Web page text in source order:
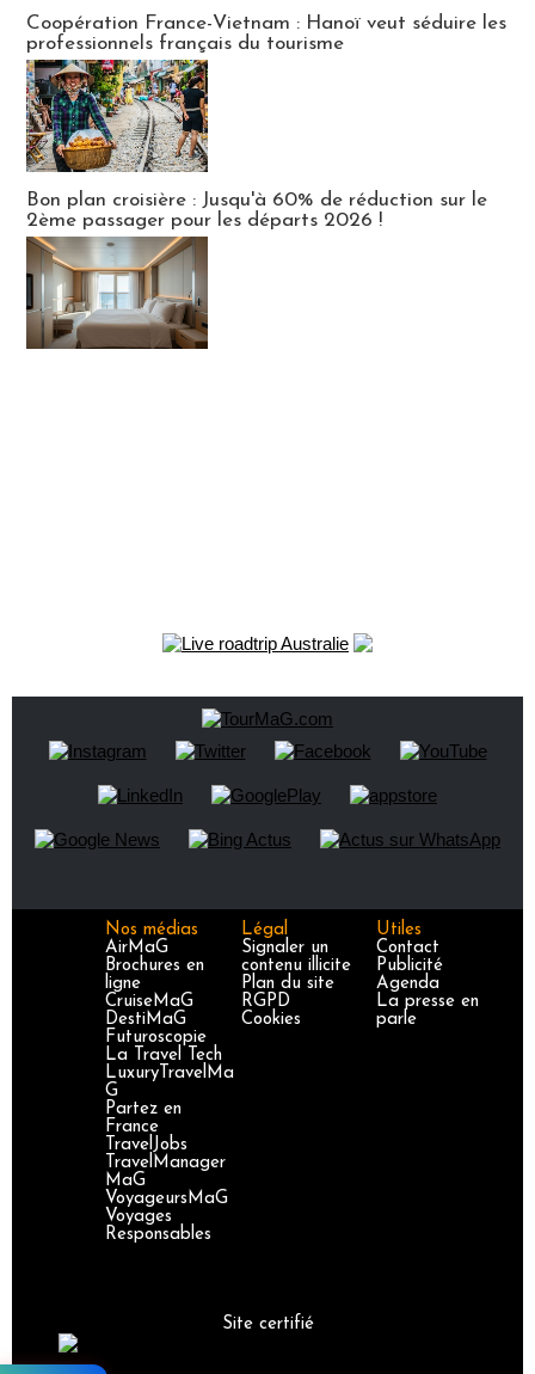
Coopération France-Vietnam : Hanoï veut séduire les
professionnels français du tourisme
Bon plan croisière : Jusqu'à 60% de réduction sur le
2ème passager pour les départs 2026 !
Nos médias
AirMaG
Brochures en
ligne
CruiseMaG
DestiMaG
Futuroscopie
La Travel Tech
LuxuryTravelMa
G
Partez en
France
TravelJobs
TravelManager
MaG
VoyageursMaG
Voyages
Responsables
Légal
Signaler un
contenu illicite
Plan du site
RGPD
Cookies
Utiles
Contact
Publicité
Agenda
La presse en
parle
Site certifié